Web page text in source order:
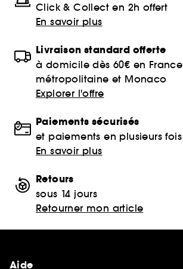
Click & Collect en 2h offert
En savoir plus
Livraison standard offerte
à domicile dès 60€ en France
métropolitaine et Monaco
Explorer l'offre
Paiements sécurisés
et paiements en plusieurs fois
En savoir plus
Retours
sous 14 jours
Retourner mon article
Aide